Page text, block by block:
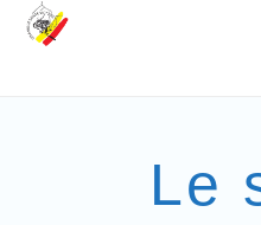
Le